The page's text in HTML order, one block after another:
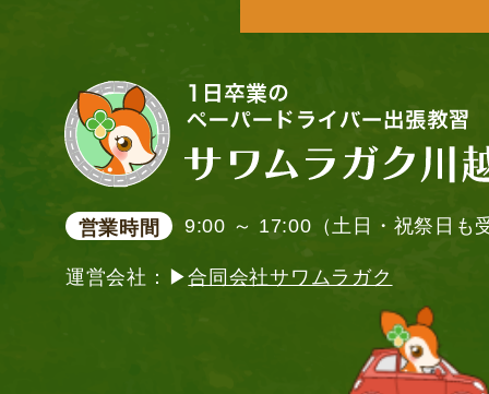
営業時間 9:00 ～ 17:00（土日・祝祭日も
運営会社：▶合同会社サワムラガク